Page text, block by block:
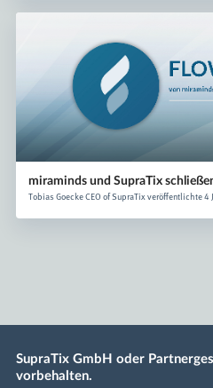
miraminds und SupraTix
Tobias Goecke CEO of SupraTix veröffentlichte 4
SupraTix GmbH oder
vorbehalten.